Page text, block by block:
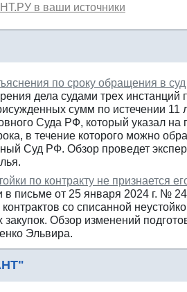
в ваши источники
по сроку обращения в суд
дела судами трех
сумм по истечении
Суда РФ, который указал на
в течение которого можно
Суд РФ. Обзор проведет
по контракту не признается
письме от 25 января 2024 г. №
контрактов со списанной
Обзор изменений
Эльвира.